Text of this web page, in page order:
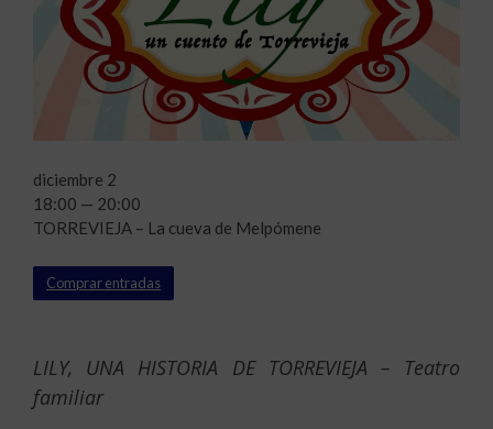
LILY, UNA HISTORIA DE TORREVIEJA – Teatro
familiar
diciembre 2
18:00 — 20:00
TORREVIEJA – La cueva de Melpómene
Comprar entradas